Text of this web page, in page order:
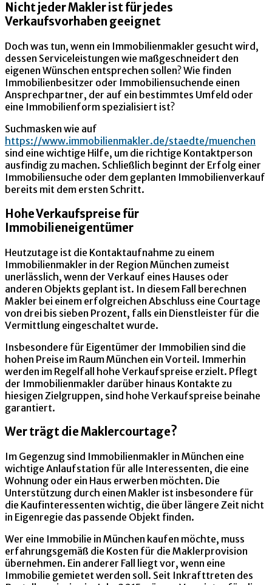
Nicht jeder Makler ist für jedes
Verkaufsvorhaben geeignet
Doch was tun, wenn ein Immobilienmakler gesucht wird,
dessen Serviceleistungen wie maßgeschneidert den
eigenen Wünschen entsprechen sollen? Wie finden
Immobilienbesitzer oder Immobiliensuchende einen
Ansprechpartner, der auf ein bestimmtes Umfeld oder
eine Immobilienform spezialisiert ist?
Suchmasken wie auf
https://www.immobilienmakler.de/staedte/muenchen
sind eine wichtige Hilfe, um die richtige Kontaktperson
ausfindig zu machen. Schließlich beginnt der Erfolg einer
Immobiliensuche oder dem geplanten Immobilienverkauf
bereits mit dem ersten Schritt.
Hohe Verkaufspreise für
Immobilieneigentümer
Heutzutage ist die Kontaktaufnahme zu einem
Immobilienmakler in der Region München zumeist
unerlässlich, wenn der Verkauf eines Hauses oder
anderen Objekts geplant ist. In diesem Fall berechnen
Makler bei einem erfolgreichen Abschluss eine Courtage
von drei bis sieben Prozent, falls ein Dienstleister für die
Vermittlung eingeschaltet wurde.
Insbesondere für Eigentümer der Immobilien sind die
hohen Preise im Raum München ein Vorteil. Immerhin
werden im Regelfall hohe Verkaufspreise erzielt. Pflegt
der Immobilienmakler darüber hinaus Kontakte zu
hiesigen Zielgruppen, sind hohe Verkaufspreise beinahe
garantiert.
Wer trägt die Maklercourtage?
Im Gegenzug sind Immobilienmakler in München eine
wichtige Anlaufstation für alle Interessenten, die eine
Wohnung oder ein Haus erwerben möchten. Die
Unterstützung durch einen Makler ist insbesondere für
die Kaufinteressenten wichtig, die über längere Zeit nicht
in Eigenregie das passende Objekt finden.
Wer eine Immobilie in München kaufen möchte, muss
erfahrungsgemäß die Kosten für die Maklerprovision
übernehmen. Ein anderer Fall liegt vor, wenn eine
Immobilie gemietet werden soll. Seit Inkrafttreten des